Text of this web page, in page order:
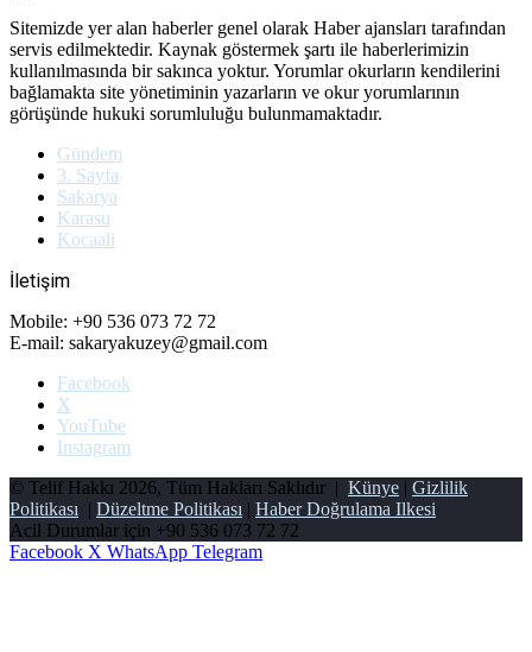
Sitemizde yer alan haberler genel olarak Haber ajansları tarafından
servis edilmektedir. Kaynak göstermek şartı ile haberlerimizin
kullanılmasında bir sakınca yoktur. Yorumlar okurların kendilerini
bağlamakta site yönetiminin yazarların ve okur yorumlarının
görüşünde hukuki sorumluluğu bulunmamaktadır.
Gündem
3. Sayfa
Sakarya
Karasu
Kocaali
İletişim
Mobile: +90 536 073 72 72
E-mail: sakaryakuzey@gmail.com
Facebook
X
YouTube
Instagram
© Telif Hakkı 2026, Tüm Hakları Saklıdır | Künye | Gizlilik
Politikası | Düzeltme Politikası | Haber Doğrulama Ilkesi
Acil Durumlar için +90 536 073 72 72
Facebook X WhatsApp Telegram